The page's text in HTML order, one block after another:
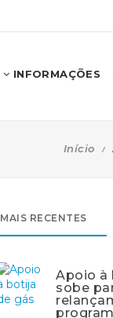
INFORMAÇÕES
Início
MAIS RECENTES
Apoio à
sobe